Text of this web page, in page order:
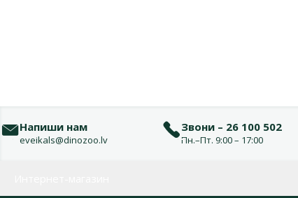
Напиши нам
eveikals@dinozoo.lv
Звони – 26 100 502
Пн.–Пт. 9:00 – 17:00